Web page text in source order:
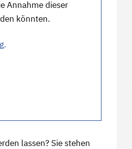
Annahme dieser
könnten.
lassen? Sie stehen